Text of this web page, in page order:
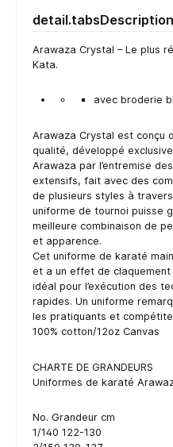
detail.tabsDescription
Arawaza Crystal – Le plus
Kata.
avec broderie
Arawaza Crystal est conçu
qualité, développé
Arawaza par l’entremise
extensifs, fait avec des
de plusieurs styles à
uniforme de tournoi puisse
meilleure combinaison de
et apparence.
Cet uniforme de karaté
et a un effet de claquement
idéal pour l’exécution des
rapides. Un uniforme
les pratiquants et
100% cotton/12oz Canvas
CHARTE DE GRANDEURS
Uniformes de karaté
No. Grandeur cm
1/140 122-130